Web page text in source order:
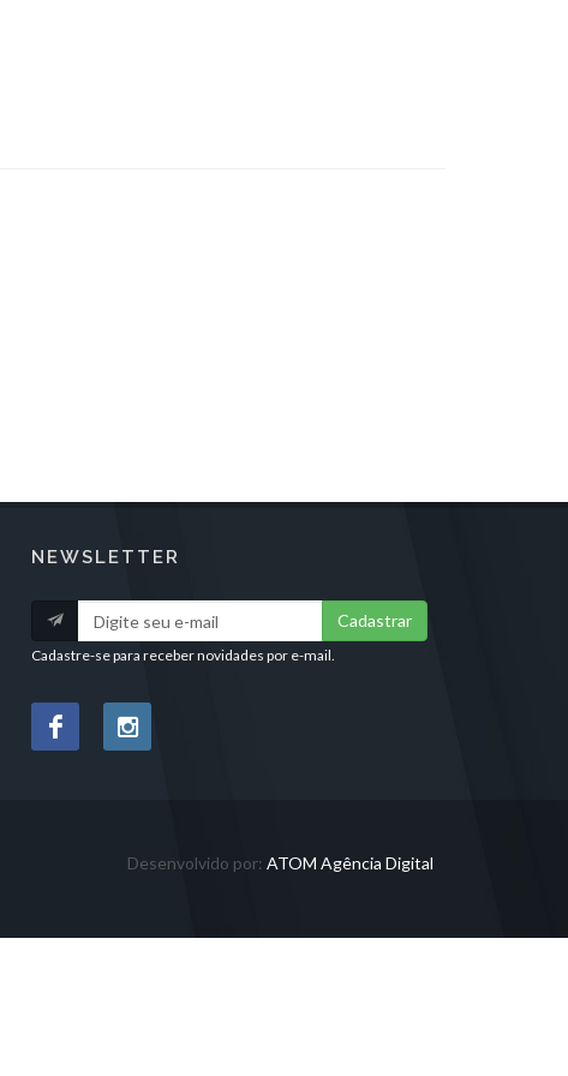
NEWSLETTER
Cadastrar
Cadastre-se para receber novidades por e-mail.
Desenvolvido por: ATOM Agência Digital